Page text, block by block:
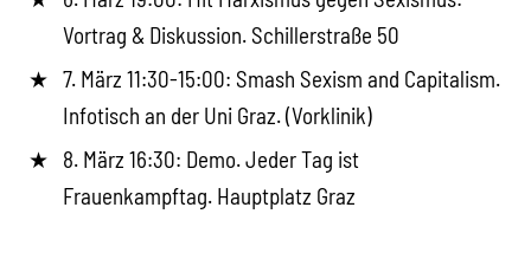
Vortrag & Diskussion. Schillerstraße 50
7. März 11:30-15:00: Smash Sexism and Capitalism.
Infotisch an der Uni Graz. (Vorklinik)
8. März 16:30: Demo. Jeder Tag ist
Frauenkampftag. Hauptplatz Graz